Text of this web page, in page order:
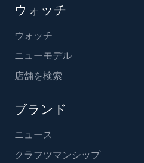
ウォッチ
ウォッチ
ニューモデル
店舗を検索
ブランド
ニュース
クラフツマンシップ